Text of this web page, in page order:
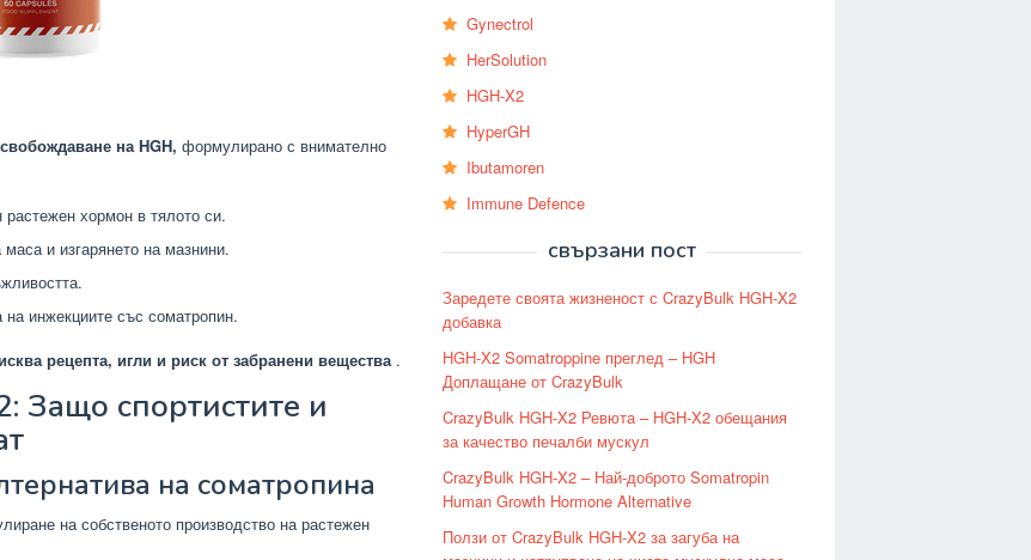
на HGH, формулирано с внимателно
хормон в тялото си.
и изгарянето на мазнини.
на инжекциите със соматропин.
рецепта, игли и риск от забранени вещества.
Защо спортистите и
на соматропина
на собственото производство на растежен
Gynectrol
HerSolution
HGH-X2
HyperGH
Ibutamoren
Immune Defence
свързани пост
Заредете своята жизненост с CrazyBulk HGH-X2
добавка
HGH-X2 Somatroppine преглед – HGH
Доплащане от CrazyBulk
CrazyBulk HGH-X2 Ревюта – HGH-X2 обещания
за качество печалби мускул
CrazyBulk HGH-X2 – Най-доброто Somatropin
Human Growth Hormone Alternative
Ползи от CrazyBulk HGH-X2 за загуба на